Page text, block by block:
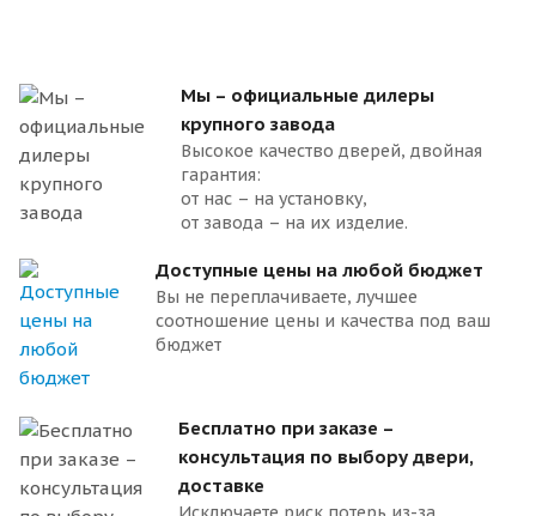
Мы – официальные дилеры
крупного завода
Высокое качество дверей, двойная
гарантия:
от нас – на установку,
от завода – на их изделие.
Доступные цены на любой бюджет
Вы не переплачиваете, лучшее
соотношение цены и качества под ваш
бюджет
Бесплатно при заказе –
консультация по выбору двери,
доставке